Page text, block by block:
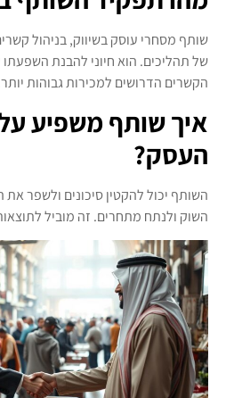
שותף מסחרי עוסק בשיווק, בניהול
של תהליכים. הוא חיוני להבנת
הקשרים הדרושים למכירות גבוהות
איך שותף משפיע
העסק?
השותף יכול להקטין סיכונים ולשפר את
השוק ולנתח מתחרים. זה מוביל